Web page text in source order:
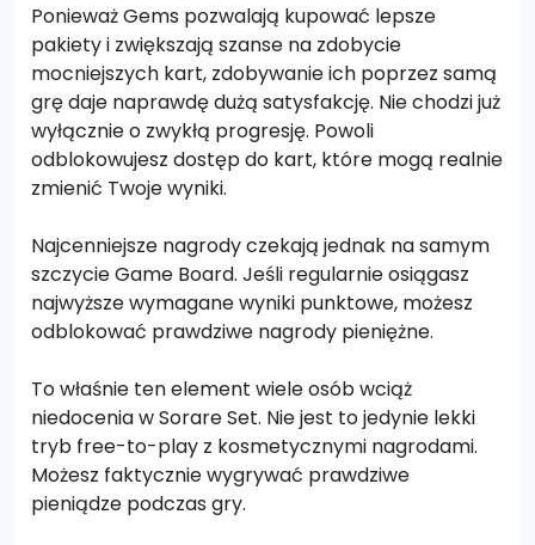
Ponieważ Gems pozwalają kupować lepsze
pakiety i zwiększają szanse na zdobycie
mocniejszych kart, zdobywanie ich poprzez samą
grę daje naprawdę dużą satysfakcję. Nie chodzi już
wyłącznie o zwykłą progresję. Powoli
odblokowujesz dostęp do kart, które mogą realnie
zmienić Twoje wyniki.
Najcenniejsze nagrody czekają jednak na samym
szczycie Game Board. Jeśli regularnie osiągasz
najwyższe wymagane wyniki punktowe, możesz
odblokować prawdziwe nagrody pieniężne.
To właśnie ten element wiele osób wciąż
niedocenia w Sorare Set. Nie jest to jedynie lekki
tryb free-to-play z kosmetycznymi nagrodami.
Możesz faktycznie wygrywać prawdziwe
pieniądze podczas gry.